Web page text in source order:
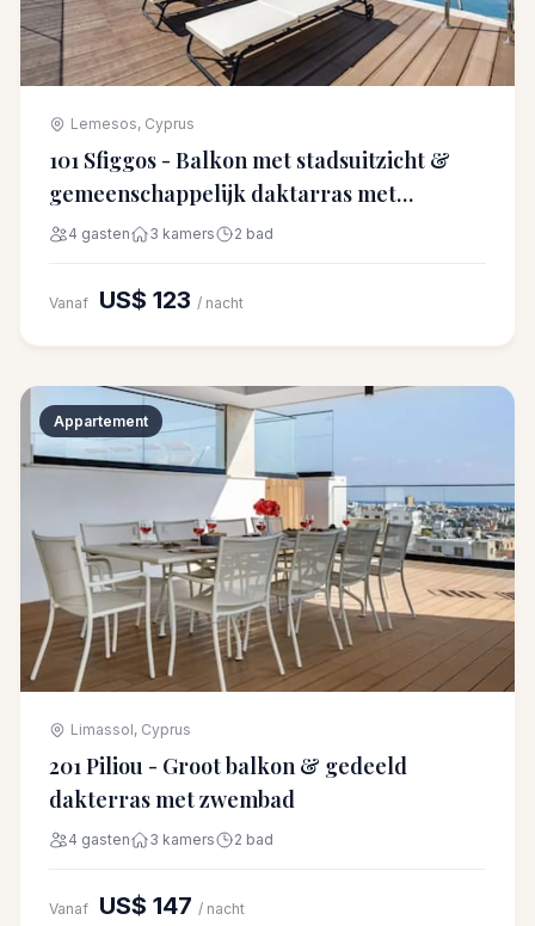
Lemesos, Cyprus
101 Sfiggos - Balkon met stadsuitzicht &
gemeenschappelijk daktarras met
zwembad
4 gasten 3 kamers 2 bad
Vanaf US$ 123 / nacht
Appartement
Limassol, Cyprus
201 Piliou - Groot balkon & gedeeld
dakterras met zwembad
4 gasten 3 kamers 2 bad
Vanaf US$ 147 / nacht